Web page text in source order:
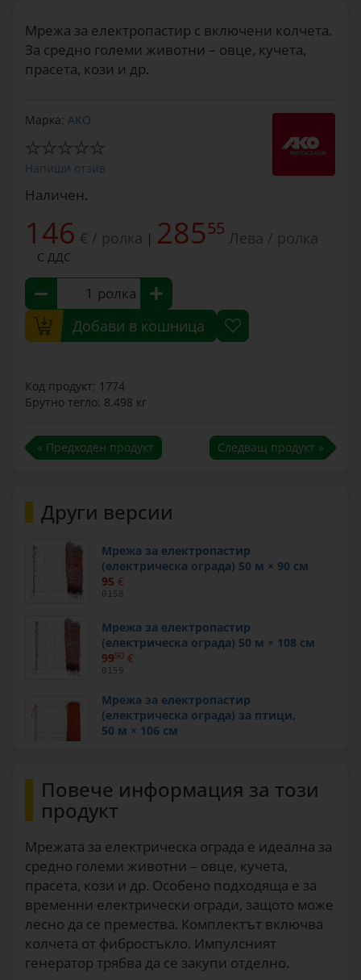
Мрежа за електропастир с включени колчета.
За средно големи животни – овце, кучета,
прасета, кози и др.
Марка: AKO
Напиши отзив
Наличен.
146 € / ролка | 28555 Лева / ролка
С ДДС
ролка
Добави в кошница
Код продукт: 1774
Брутно тегло: 8.498 кг
« Предходен продукт Следващ продукт »
Други версии
Мрежа за електропастир
(електрическа ограда) 50 м × 90 см
95 €
0158
Мрежа за електропастир
(електрическа ограда) 50 м × 108 см
9990 €
0159
Мрежа за електропастир
(електрическа ограда) за птици,
50 м × 106 см
Мрежа за електропастир
(електрическа ограда) за зайци, 50 м ×
65 см
0805
Мрежа за електропастир, TitanNet
Premium, 50 м × 90 см
135€/ролка
Мрежа за електропастир, OviNet Maxi,
50 м × 122 см
Повече информация за този
продукт
Мрежата за електрическа ограда е идеална за
средно големи животни – овце, кучета,
прасета, кози и др. Особено подходяща е за
временни електрически огради, защото може
лесно да се премества. Комплектът включва
колчета от фибростъкло. Импулсният
генератор трябва да се закупи отделно.